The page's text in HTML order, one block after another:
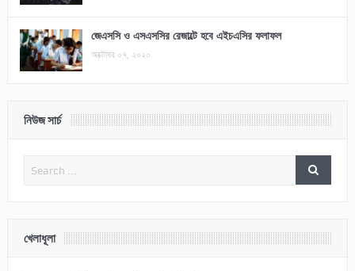
জেএসসি ও এসএসসির রেজাল্টে হবে এইচএসির ফলাফল
অক্টোবর ০৭, ২০২০
নিউজ সার্চ
খেলাধূলা